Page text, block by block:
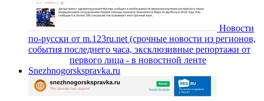
Новости
по-русски от m.123ru.net (срочные новости из регионов,
события последнего часа, эксклюзивные репортажи от
первого лица - в новостной ленте
Snezhnogorskspravka.ru